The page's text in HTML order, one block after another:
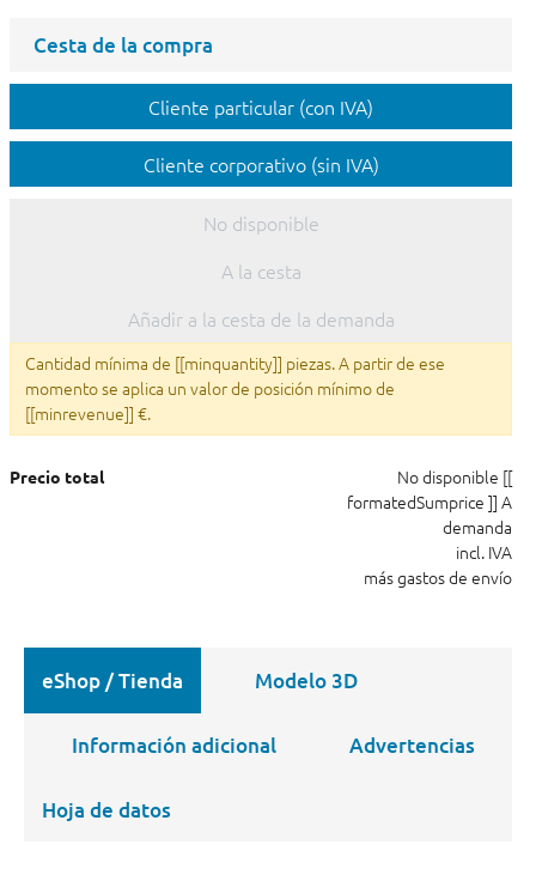
Cesta de la compra
Cliente particular (con IVA)
Cliente corporativo (sin IVA)
No disponible
A la cesta
Añadir a la cesta de la demanda
Cantidad mínima de [[minquantity]] piezas. A partir de ese
momento se aplica un valor de posición mínimo de
[[minrevenue]] €.
Precio total No disponible [[
formatedSumprice ]] A
demanda
incl. IVA
más gastos de envío
eShop / Tienda Modelo 3D
Información adicional Advertencias
Hoja de datos